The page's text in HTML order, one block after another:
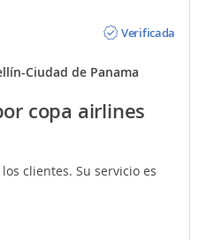
Verificada
Ciudad de Panama
copa airlines
clientes. Su servicio es